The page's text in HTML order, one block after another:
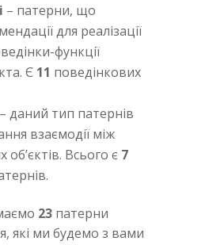
– патерни, що
для реалізації
функції
Є 11 поведінкових
– даний тип патернів
взаємодії між
Всього є 7
23 патерни
які ми будемо з вами